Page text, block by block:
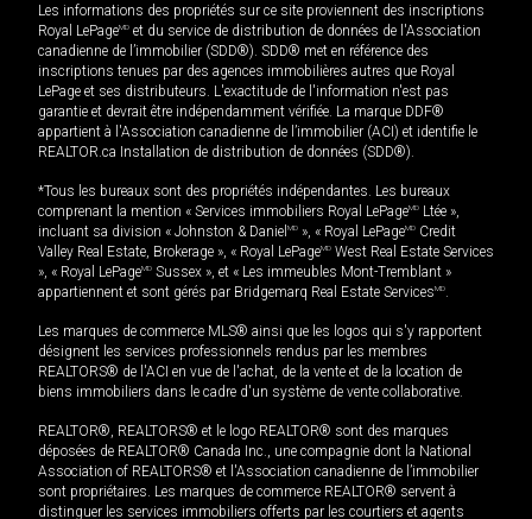
Les informations des propriétés sur ce site proviennent des inscriptions
Royal LePageMD et du service de distribution de données de l'Association
canadienne de l’immobilier (SDD®). SDD® met en référence des
inscriptions tenues par des agences immobilières autres que Royal
LePage et ses distributeurs. L'exactitude de l'information n'est pas
garantie et devrait être indépendamment vérifiée. La marque DDF®
appartient à l'Association canadienne de l’immobilier (ACI) et identifie le
REALTOR.ca Installation de distribution de données (SDD®).
*Tous les bureaux sont des propriétés indépendantes. Les bureaux
comprenant la mention « Services immobiliers Royal LePageMD Ltée »,
incluant sa division « Johnston & Daniel MD », « Royal LePageMD Credit
Valley Real Estate, Brokerage », « Royal LePageMD West Real Estate Services
», « Royal LePageMD Sussex », et « Les immeubles Mont-Tremblant »
appartiennent et sont gérés par Bridgemarq Real Estate ServicesMD.
Les marques de commerce MLS® ainsi que les logos qui s'y rapportent
désignent les services professionnels rendus par les membres
REALTORS® de l'ACI en vue de l'achat, de la vente et de la location de
biens immobiliers dans le cadre d'un système de vente collaborative.
REALTOR®, REALTORS® et le logo REALTOR® sont des marques
déposées de REALTOR® Canada Inc., une compagnie dont la National
Association of REALTORS® et l'Association canadienne de l’immobilier
sont propriétaires. Les marques de commerce REALTOR® servent à
distinguer les services immobiliers offerts par les courtiers et agents